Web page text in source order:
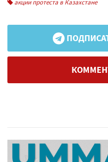
акции протеста в Казахстане